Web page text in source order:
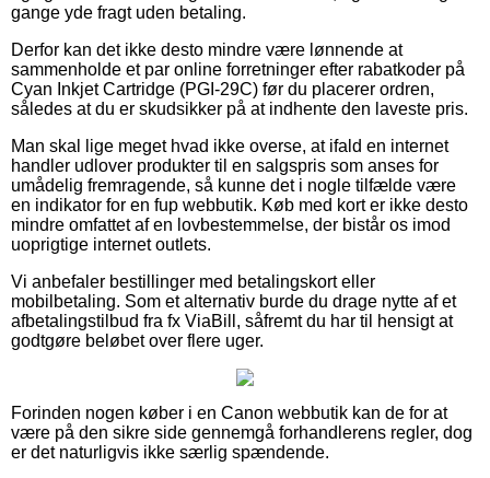
gange yde fragt uden betaling.
Derfor kan det ikke desto mindre være lønnende at
sammenholde et par online forretninger efter rabatkoder på
Cyan Inkjet Cartridge (PGI-29C) før du placerer ordren,
således at du er skudsikker på at indhente den laveste pris.
Man skal lige meget hvad ikke overse, at ifald en internet
handler udlover produkter til en salgspris som anses for
umådelig fremragende, så kunne det i nogle tilfælde være
en indikator for en fup webbutik. Køb med kort er ikke desto
mindre omfattet af en lovbestemmelse, der bistår os imod
uoprigtige internet outlets.
Vi anbefaler bestillinger med betalingskort eller
mobilbetaling. Som et alternativ burde du drage nytte af et
afbetalingstilbud fra fx ViaBill, såfremt du har til hensigt at
godtgøre beløbet over flere uger.
Forinden nogen køber i en Canon webbutik kan de for at
være på den sikre side gennemgå forhandlerens regler, dog
er det naturligvis ikke særlig spændende.